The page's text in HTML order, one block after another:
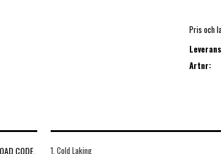
Pris och
Artnr:
CODE.
1. Cold Laking